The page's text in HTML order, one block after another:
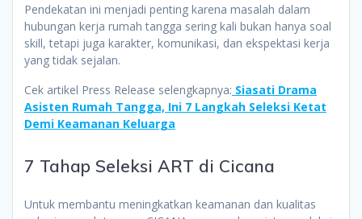
Pendekatan ini menjadi penting karena masalah dalam
hubungan kerja rumah tangga sering kali bukan hanya soal
skill, tetapi juga karakter, komunikasi, dan ekspektasi kerja
yang tidak sejalan.
Cek artikel Press Release selengkapnya: Siasati Drama
Asisten Rumah Tangga, Ini 7 Langkah Seleksi Ketat
Demi Keamanan Keluarga
7 Tahap Seleksi ART di Cicana
Untuk membantu meningkatkan keamanan dan kualitas